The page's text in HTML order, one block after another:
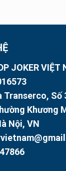
JOKER VIỆT
Transerco, Số
Khương
Nội, VN